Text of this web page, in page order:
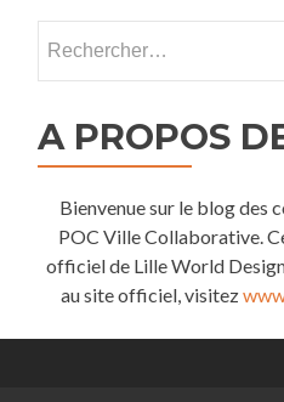
l’article
A PROPOS
Bienvenue sur le blog des
POC Ville Collaborative.
officiel de Lille World
au site officiel, visitez